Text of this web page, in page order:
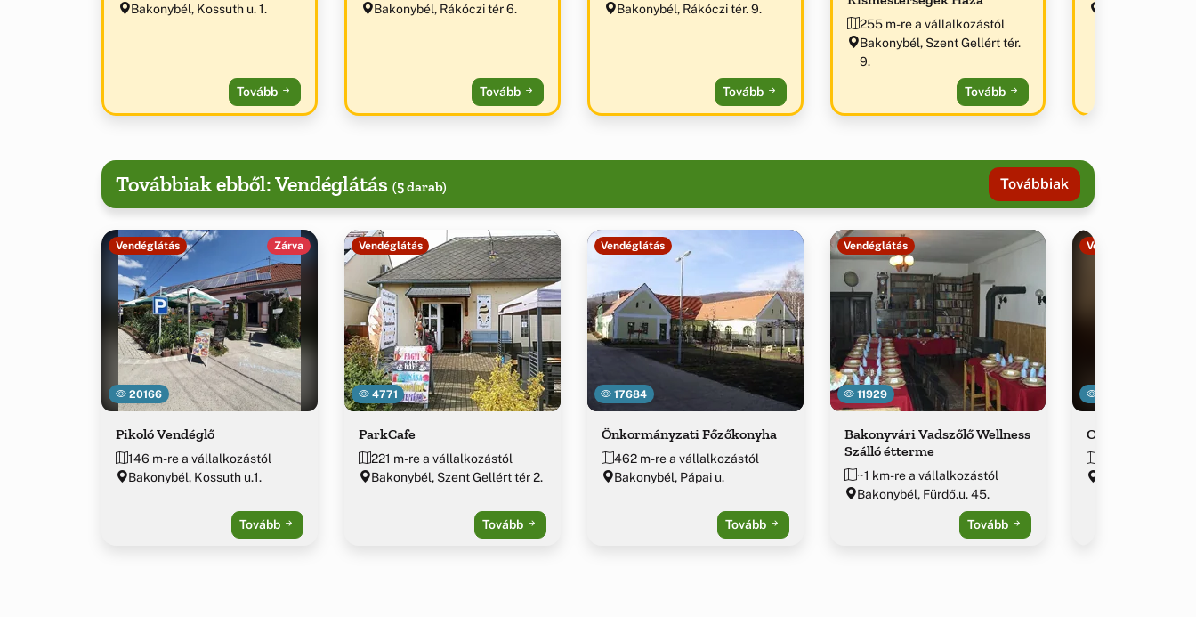
Bakonybél, Kossuth u. 1.
Tovább
Bakonybél, Rákóczi tér 6.
Tovább
Bakonybél, Rákóczi tér. 9.
Tovább
255 m-re a vállalkozástól
Bakonybél, Szent Gellért tér.
9.
Tovább
Továbbiak ebből: Vendéglátás (5 darab) Továbbiak
20166
Vendéglátás Zárva
Pikoló Vendéglő
146 m-re a vállalkozástól
Bakonybél, Kossuth u.1.
Tovább
4771
Vendéglátás
ParkCafe
221 m-re a vállalkozástól
Bakonybél, Szent Gellért tér 2.
Tovább
17684
Vendéglátás
Önkormányzati Főzőkonyha
462 m-re a vállalkozástól
Bakonybél, Pápai u.
Tovább
11929
Vendéglátás
Bakonyvári Vadszőlő Wellness
Szálló étterme
~1 km-re a vállalkozástól
Bakonybél, Fürdő.u. 45.
Tovább
Vendéglátás
Odvaskő Panzió